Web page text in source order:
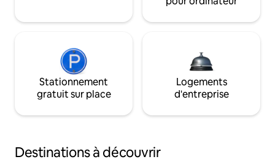
Stationnement
gratuit sur place
Logements
d'entreprise
Destinations à découvrir